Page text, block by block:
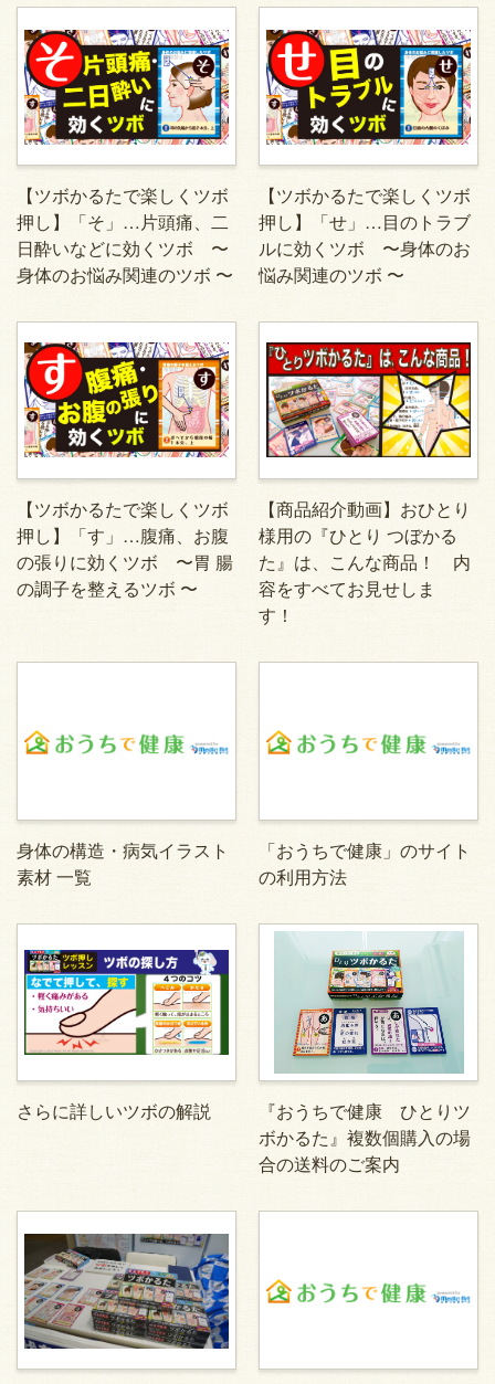
【ツボかるたで楽しくツボ
押し】「そ」…片頭痛、二
日酔いなどに効くツボ 〜
身体のお悩み関連のツボ 〜
【ツボかるたで楽しくツボ
押し】「せ」…目のトラブ
ルに効くツボ 〜身体のお
悩み関連のツボ 〜
【ツボかるたで楽しくツボ
押し】「す」…腹痛、お腹
の張りに効くツボ 〜胃 腸
の調子を整えるツボ 〜
【商品紹介動画】おひとり
様用の『ひとり つぼかる
た』は、こんな商品！ 内
容をすべてお見せしま
す！
身体の構造・病気イラスト
素材 一覧
「おうちで健康」のサイト
の利用方法
さらに詳しいツボの解説
『おうちで健康 ひとりツ
ボかるた』複数個購入の場
合の送料のご案内